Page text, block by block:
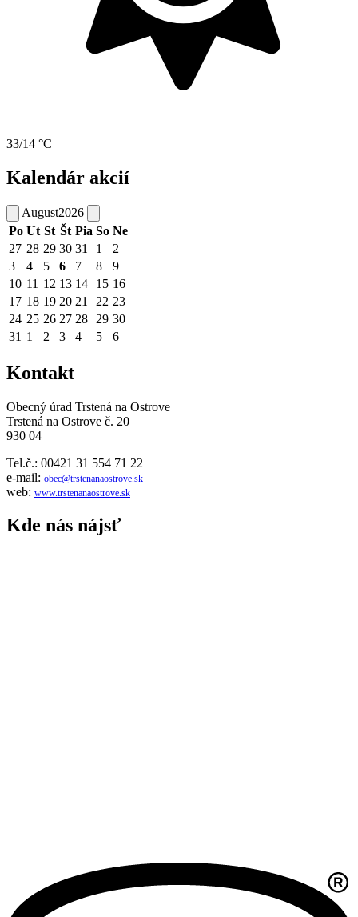
33/14 °C
Kalendár akcií
August2026
Po Ut St Št Pia So Ne
27 28 29 30 31 1
2
3
4 5 6 7 8
9
10 11 12 13 14 15 16
17 18 19 20 21 22 23
24 25 26 27 28 29 30
31 1 2 3 4 5 6
Kontakt
Obecný úrad Trstená na Ostrove
Trstená na Ostrove č. 20
930 04
Tel.č.: 00421 31 554 71 22
e-mail: obec@trstenanaostrove.sk
web: www.trstenanaostrove.sk
Kde nás nájsť